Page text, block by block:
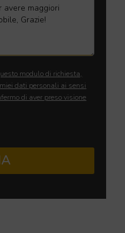
modulo di richiesta,
dati personali ai sensi
di aver preso visione